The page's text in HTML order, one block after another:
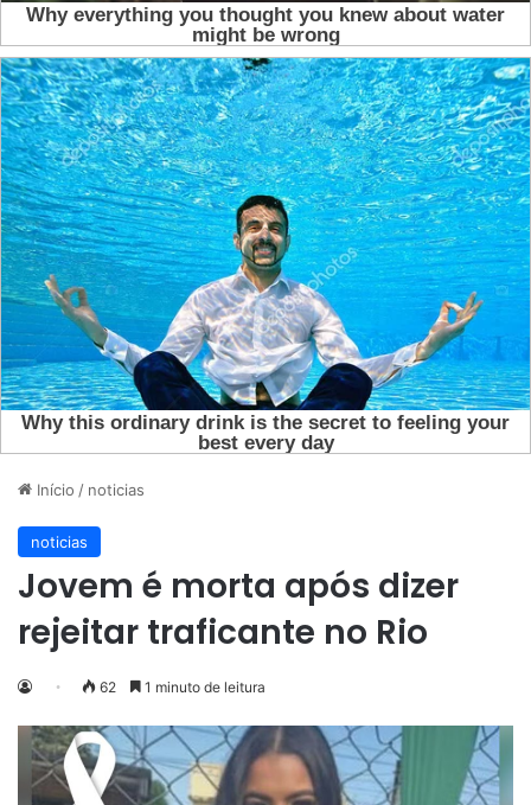
Início / noticias
noticias
Jovem é morta após dizer
rejeitar traficante no Rio
62 1 minuto de leitura